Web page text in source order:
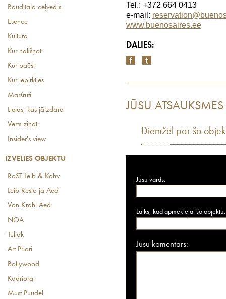
Baudītāja ceļvedis
Esence
Kultūra
Kur nakšņot
Kur paēst
Kur iepirkties
Maršruti
Lietas, kas jāizdara
Vērts zināt
Insider's view
IZVĒLIES OBJEKTU
RoST Leib & Kohv
Leib Resto ja Aed
Von Krahl Aed
NOA
Tuljak
Art Priori
Bollywood
Kadriorg
Must Puudel
Tel.: +372 664 0413
e-mail:
www.buenosaires.ee
DALIES:
JŪSU ATSAUKSMES
Diemžēl par šo
Jūsu vārds:
Laiks, kad apmeklējāt šo objektu:
Jūsu komentārs: